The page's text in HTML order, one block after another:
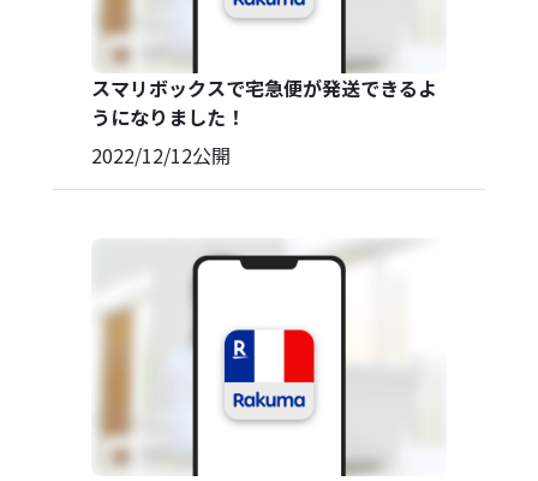
スマリボックスで宅急便が発送できるよ
うになりました！
2022/12/12公開